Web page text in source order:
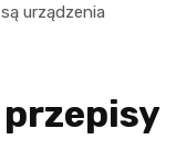
urządzenia